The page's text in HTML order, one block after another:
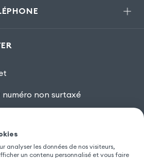
numéro non surtaxé
analyser les données de nos visiteurs,
un contenu personnalisé et vous faire